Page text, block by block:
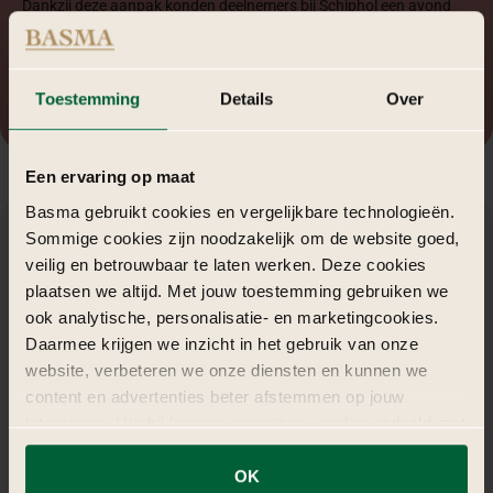
Toestemming Details Over
Een ervaring op maat
Basma gebruikt cookies en vergelijkbare technologieën.
Sommige cookies zijn noodzakelijk om de website goed,
veilig en betrouwbaar te laten werken. Deze cookies
plaatsen we altijd. Met jouw toestemming gebruiken we
ook analytische, personalisatie- en marketingcookies.
Daarmee krijgen we inzicht in het gebruik van onze
website, verbeteren we onze diensten en kunnen we
content en advertenties beter afstemmen op jouw
interesses. Hierbij kunnen gegevens worden gedeeld met
externe partners.
OK
Dankzij deze aanpak konden deelnemers bij Schiphol een avond
beleven die niet alleen organisatorisch strak was, maar ook
emotioneel en sociaal impact maakte.
Programma-opzet&beleving
Gezamenlijke ontvangst met welkom en intro over de
betekenis van de Ramadan en het thema van de avond.
Diner in drie gangen, verzorgd door BOCHA Food, in sfeer die
uitnodigt tot ontmoeting.
Afsluiting met reflectie en gelegenheid tot verdieping — de